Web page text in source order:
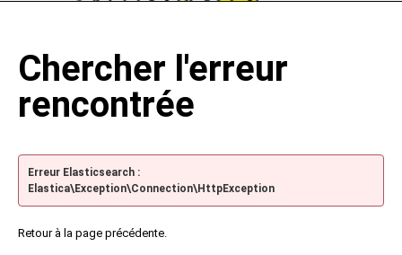
Chercher l'erreur
rencontrée
Erreur Elasticsearch :
Elastica\Exception\Connection\HttpException
Retour à la page précédente.